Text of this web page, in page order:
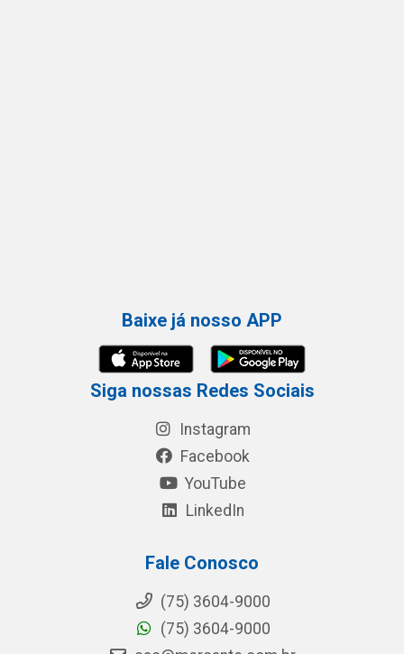
Baixe já nosso APP
Siga nossas Redes Sociais
Instagram
Facebook
YouTube
LinkedIn
Fale Conosco
(75) 3604-9000
(75) 3604-9000